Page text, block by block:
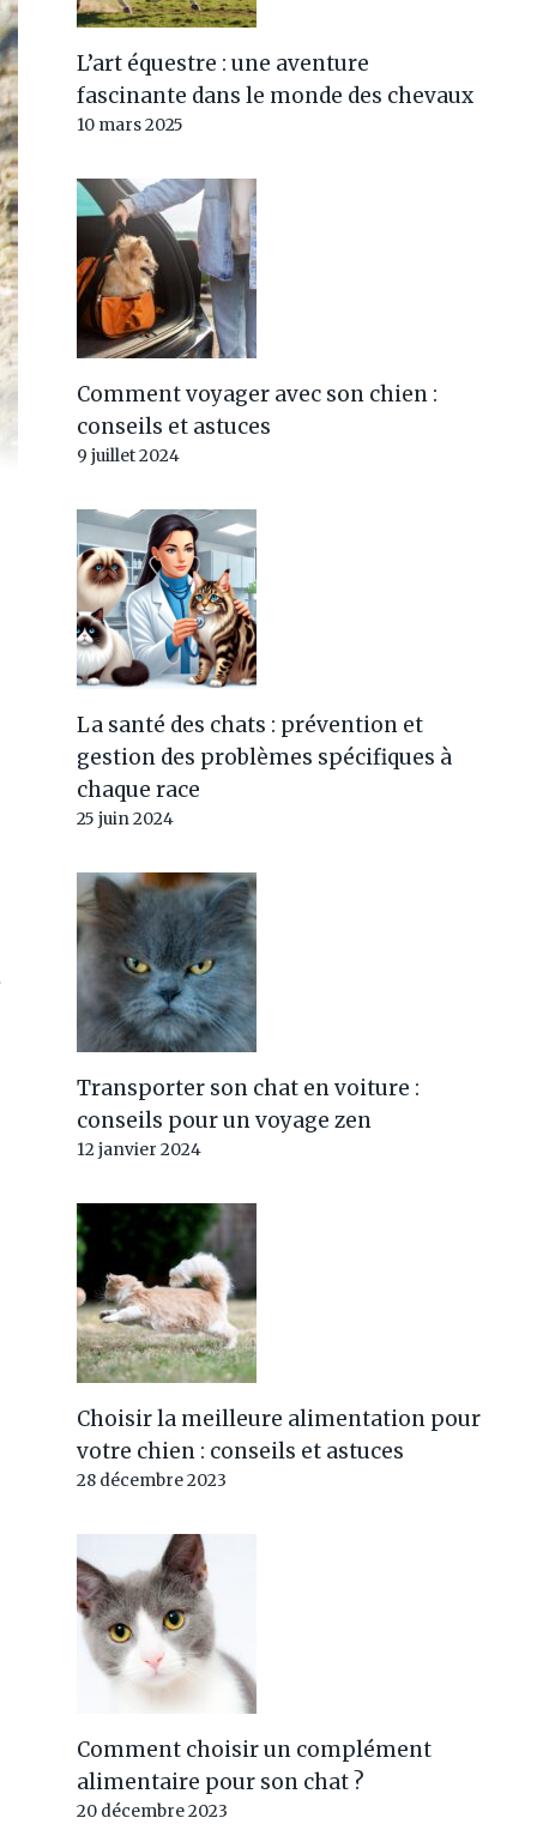
L’art équestre : une aventure
fascinante dans le monde des chevaux
10 mars 2025
Comment voyager avec son chien :
conseils et astuces
9 juillet 2024
La santé des chats : prévention et
gestion des problèmes spécifiques à
chaque race
25 juin 2024
Transporter son chat en voiture :
conseils pour un voyage zen
12 janvier 2024
Choisir la meilleure alimentation pour
votre chien : conseils et astuces
28 décembre 2023
Comment choisir un complément
alimentaire pour son chat ?
20 décembre 2023